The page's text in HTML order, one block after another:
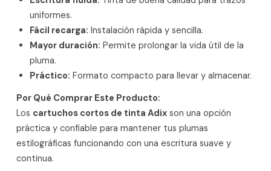
uniformes.
Fácil recarga: Instalación rápida y sencilla.
Mayor duración: Permite prolongar la vida útil de la
pluma.
Práctico: Formato compacto para llevar y almacenar.
Por Qué Comprar Este Producto:
Los cartuchos cortos de tinta Adixson una opción
práctica y confiable para mantener tus plumas
estilográficas funcionando con una escritura suave y
continua.